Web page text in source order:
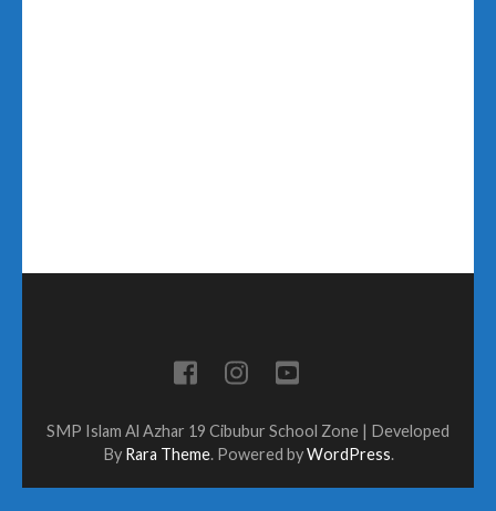
SMP Islam Al Azhar 19 Cibubur School Zone | Developed
By Rara Theme. Powered byWordPress.